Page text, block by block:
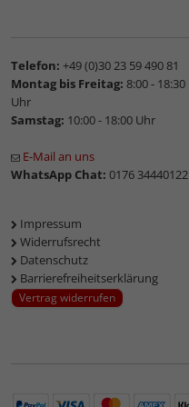
Telefon: +49 (0)30 23 59 490 81
Montag bis Freitag: 8:00 - 18:30
Uhr
Samstag: 10:00 - 18:00 Uhr
E-Mail an uns
WhatsApp Chat: 0176 34440122
Impressum
Widerrufsrecht
Datenschutz
Barrierefreiheitserklärung
Vertrag widerrufen